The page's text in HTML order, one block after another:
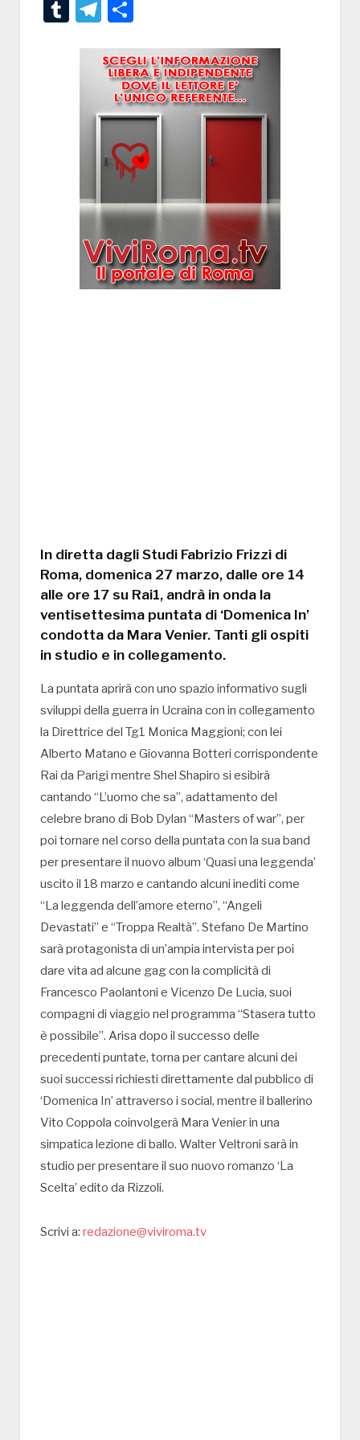
TumblrTelegram
In diretta dagli Studi Fabrizio Frizzi di
Roma, domenica 27 marzo, dalle ore 14
alle ore 17 su Rai1, andrà in onda la
ventisettesima puntata di ‘Domenica In’
condotta da Mara Venier. Tanti gli ospiti
in studio e in collegamento.
La puntata aprirà con uno spazio informativo sugli
sviluppi della guerra in Ucraina con in collegamento
la Direttrice del Tg1 Monica Maggioni; con lei
Alberto Matano e Giovanna Botteri corrispondente
Rai da Parigi mentre Shel Shapiro si esibirà
cantando “L’uomo che sa”, adattamento del
celebre brano di Bob Dylan “Masters of war”, per
poi tornare nel corso della puntata con la sua band
per presentare il nuovo album ‘Quasi una leggenda’
uscito il 18 marzo e cantando alcuni inediti come
“La leggenda dell’amore eterno”, “Angeli
Devastati” e “Troppa Realtà”. Stefano De Martino
sarà protagonista di un’ampia intervista per poi
dare vita ad alcune gag con la complicità di
Francesco Paolantoni e Vicenzo De Lucia, suoi
compagni di viaggio nel programma “Stasera tutto
è possibile”. Arisa dopo il successo delle
precedenti puntate, torna per cantare alcuni dei
suoi successi richiesti direttamente dal pubblico di
‘Domenica In’ attraverso i social, mentre il ballerino
Vito Coppola coinvolgerà Mara Venier in una
simpatica lezione di ballo. Walter Veltroni sarà in
studio per presentare il suo nuovo romanzo ‘La
Scelta’ edito da Rizzoli.
Scrivi a: redazione@viviroma.tv